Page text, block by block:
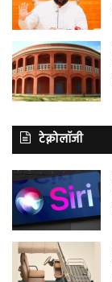
टेक्नोलॉजी